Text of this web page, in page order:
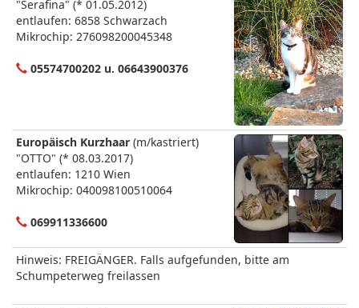
"Serafina" (* 01.05.2012)
entlaufen: 6858 Schwarzach
Mikrochip: 276098200045348
05574700202 u. 06643900376
Europäisch Kurzhaar (m/kastriert)
"OTTO" (* 08.03.2017)
entlaufen: 1210 Wien
Mikrochip: 040098100510064
069911336600
Hinweis: FREIGÄNGER. Falls aufgefunden, bitte am
Schumpeterweg freilassen